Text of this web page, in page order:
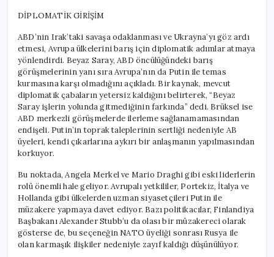
DİPLOMATİK GİRİŞİM
ABD’nin Irak’taki savaşa odaklanması ve Ukrayna’yı göz ardı
etmesi, Avrupa ülkelerini barış için diplomatik adımlar atmaya
yönlendirdi. Beyaz Saray, ABD öncülüğündeki barış
görüşmelerinin yanı sıra Avrupa’nın da Putin ile temas
kurmasına karşı olmadığını açıkladı. Bir kaynak, mevcut
diplomatik çabaların yetersiz kaldığını belirterek, “Beyaz
Saray işlerin yolunda gitmediğinin farkında” dedi. Brüksel ise
ABD merkezli görüşmelerde ilerleme sağlanamamasından
endişeli. Putin’in toprak taleplerinin sertliği nedeniyle AB
üyeleri, kendi çıkarlarına aykırı bir anlaşmanın yapılmasından
korkuyor.
Bu noktada, Angela Merkel ve Mario Draghi gibi eski liderlerin
rolü önemli hale geliyor. Avrupalı yetkililer, Portekiz, İtalya ve
Hollanda gibi ülkelerden uzman siyasetçileri Putin ile
müzakere yapmaya davet ediyor. Bazı politikacılar, Finlandiya
Başbakanı Alexander Stubb’u da olası bir müzakereci olarak
gösterse de, bu seçeneğin NATO üyeliği sonrası Rusya ile
olan karmaşık ilişkiler nedeniyle zayıf kaldığı düşünülüyor.